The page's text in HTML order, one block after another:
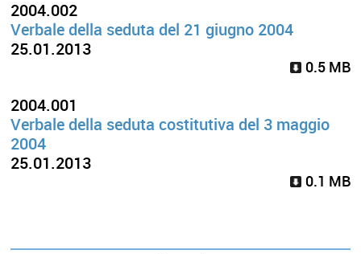
2004.002
Verbale della seduta del 21 giugno 2004
25.01.2013
0.5 MB
2004.001
Verbale della seduta costitutiva del 3 maggio
2004
25.01.2013
0.1 MB